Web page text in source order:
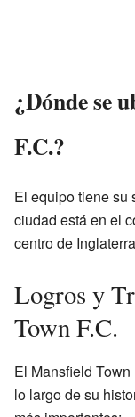
¿Dónde se
F.C.?
El equipo tiene su
ciudad está en el
centro de
Logros y
Town F.C.
El Mansfield
lo largo de su